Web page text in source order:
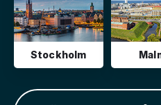
Stockholm